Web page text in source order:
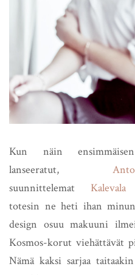
Kun näin
lanseeratut,
suunnittelemat
totesin ne heti ihan minun
design osuu makuuni
Kosmos-korut viehättävät
Nämä kaksi sarjaa